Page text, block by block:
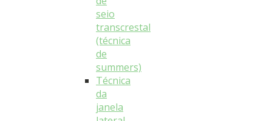
seio
transcrestal
(técnica
de
summers)
Técnica
da
janela